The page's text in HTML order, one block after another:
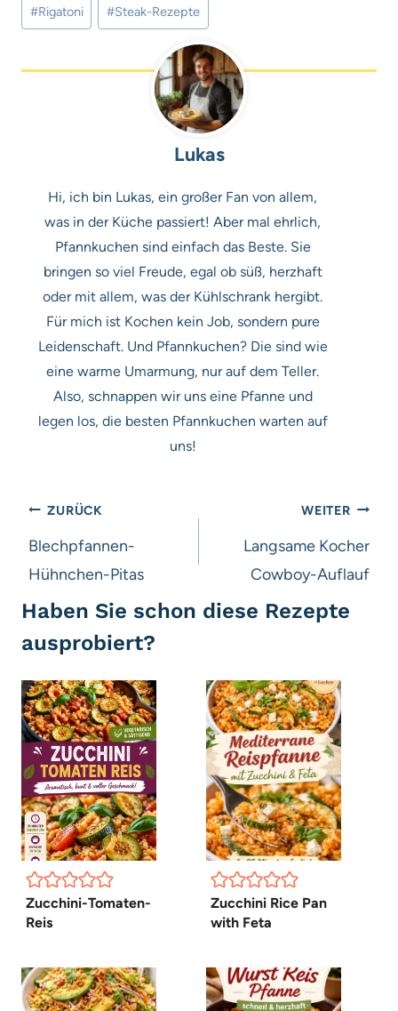
#Rigatoni #Steak-Rezepte
Lukas
Hi, ich bin Lukas, ein großer Fan von allem,
was in der Küche passiert! Aber mal ehrlich,
Pfannkuchen sind einfach das Beste. Sie
bringen so viel Freude, egal ob süß, herzhaft
oder mit allem, was der Kühlschrank hergibt.
Für mich ist Kochen kein Job, sondern pure
Leidenschaft. Und Pfannkuchen? Die sind wie
eine warme Umarmung, nur auf dem Teller.
Also, schnappen wir uns eine Pfanne und
legen los, die besten Pfannkuchen warten auf
uns!
Beitragsnavigation
ZURÜCK
Blechpfannen-
Hühnchen-Pitas
WEITER
Langsame Kocher
Cowboy-Auflauf
Haben Sie schon diese Rezepte
ausprobiert?
Zucchini-Tomaten-
Reis
Zucchini Rice Pan
with Feta